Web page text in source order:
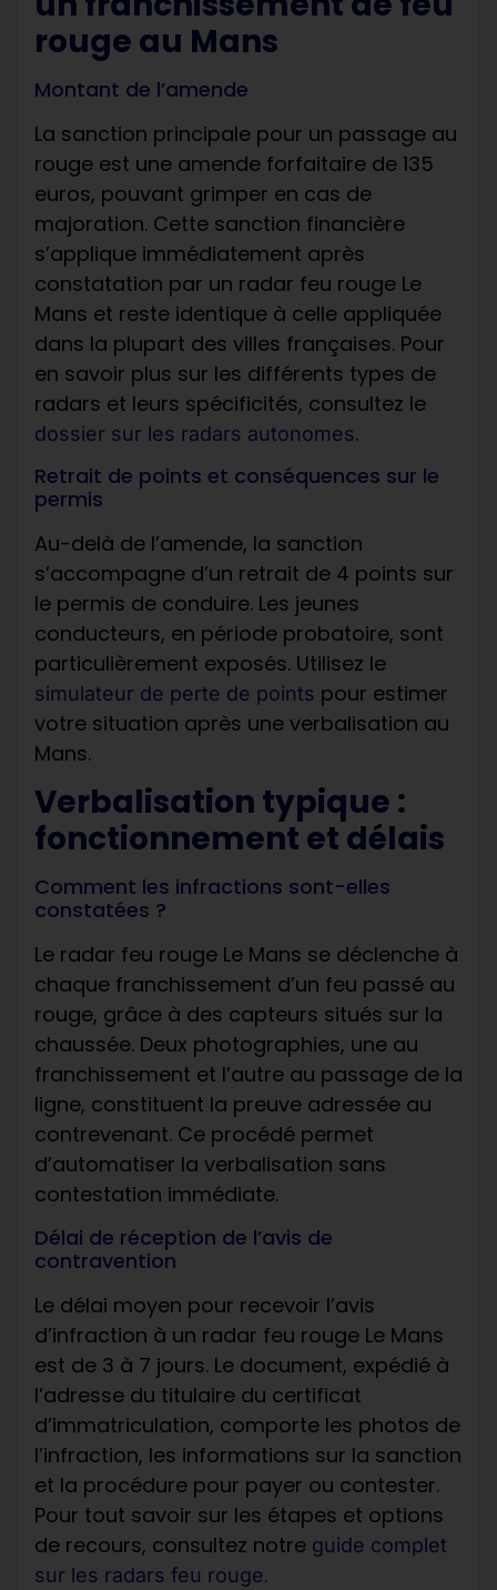
rouge au Mans
Montant de l’amende
La sanction principale pour un passage au
rouge est une amende forfaitaire de 135
euros, pouvant grimper en cas de
majoration. Cette sanction financière
s’applique immédiatement après
constatation par un radar feu rouge Le
Mans et reste identique à celle appliquée
dans la plupart des villes françaises. Pour
en savoir plus sur les différents types de
radars et leurs spécificités, consultez le
dossier sur les radars autonomes.
Retrait de points et conséquences sur le
permis
Au-delà de l’amende, la sanction
s’accompagne d’un retrait de 4 points sur
le permis de conduire. Les jeunes
conducteurs, en période probatoire, sont
particulièrement exposés. Utilisez le
simulateur de perte de points pour estimer
votre situation après une verbalisation au
Mans.
Verbalisation typique :
fonctionnement et délais
Comment les infractions sont-elles
constatées ?
Le radar feu rouge Le Mans se déclenche à
chaque franchissement d’un feu passé au
rouge, grâce à des capteurs situés sur la
chaussée. Deux photographies, une au
franchissement et l’autre au passage de la
ligne, constituent la preuve adressée au
contrevenant. Ce procédé permet
d’automatiser la verbalisation sans
contestation immédiate.
Délai de réception de l’avis de
contravention
Le délai moyen pour recevoir l’avis
d’infraction à un radar feu rouge Le Mans
est de 3 à 7 jours. Le document, expédié à
l’adresse du titulaire du certificat
d’immatriculation, comporte les photos de
l’infraction, les informations sur la sanction
et la procédure pour payer ou contester.
Pour tout savoir sur les étapes et options
de recours, consultez notre guide complet
sur les radars feu rouge.